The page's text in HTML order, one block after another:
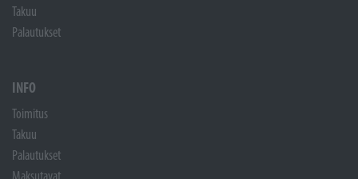
Takuu
Palautukset
INFO
Toimitus
Takuu
Palautukset